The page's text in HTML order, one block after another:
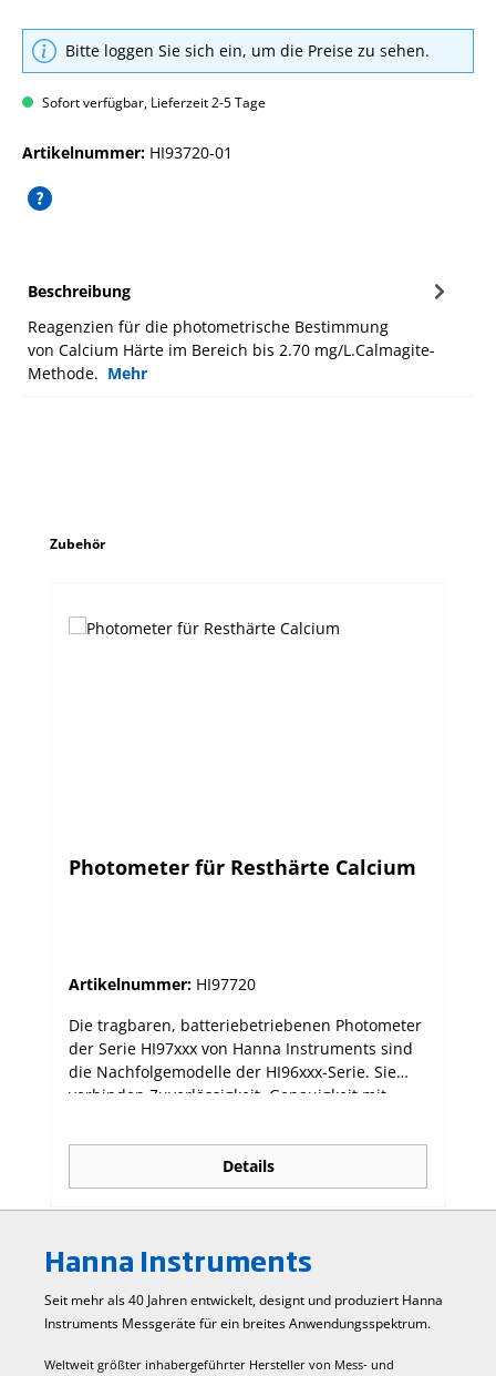
Bitte loggen Sie sich ein, um die Preise zu sehen.
Sofort verfügbar, Lieferzeit 2-5 Tage
Artikelnummer: HI93720-01
Beschreibung
Reagenzien für die photometrische Bestimmung
von Calcium Härte im Bereich bis 2.70 mg/L.Calmagite-
Methode. Mehr
Produktgalerie überspringen
Zubehör
Photometer für Resthärte Calcium
Artikelnummer: HI97720
Die tragbaren, batteriebetriebenen Photometer
der Serie HI97xxx von Hanna Instruments sind
die Nachfolgemodelle der HI96xxx-Serie. Sie
verbinden Zuverlässigkeit, Genauigkeit mit
Photometer sind für viele unterschiedliche
Einzelparameter oder für eine Auswahl
verwandter Parameter verfügbar. Die neue
Serie hat ein fortschrittliches optisches System,
Schmalband-Interferenzfilter verwendet, der
ermöglicht. Das optische System ist gegen
Staub, Schmutz und Wasser von außen
Details
Hanna Instruments
Seit mehr als 40 Jahren entwickelt, designt und produziert Hanna
Instruments Mess­geräte für ein breites Anwendungs­spektrum.
Weltweit größter inhabergeführter Hersteller von Mess- und